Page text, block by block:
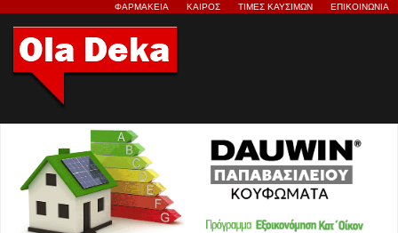
ΦΑΡΜΑΚΕΙΑ ΚΑΙΡΟΣ ΤΙΜΕΣ ΚΑΥΣΙΜΩΝ ΕΠΙΚΟΙΝΩΝΙΑ